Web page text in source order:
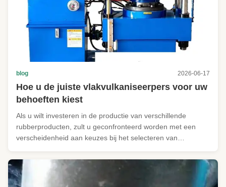
blog 2026-06-17
Hoe u de juiste vlakvulkaniseerpers voor uw
behoeften kiest
Als u wilt investeren in de productie van verschillende
rubberproducten, zult u geconfronteerd worden met een
verscheidenheid aan keuzes bij het selecteren van
machines, vacuüm vulcaniserende machines,met een
vermogen van niet meer dan 50 W. Hoe ...